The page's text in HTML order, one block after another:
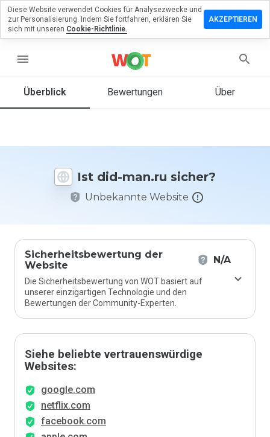
menu
Überblick Bewertungen Über
Ist did-man.ru sicher?
Unbekannte Website
Sicherheitsbewertung der
Website
N/A
Die Sicherheitsbewertung von WOT basiert auf
unserer einzigartigen Technologie und den
Bewertungen der Community-Experten.
Siehe beliebte vertrauenswürdige
Websites:
google.com
netflix.com
facebook.com
eine
würden
Diese Website verwendet Cookies für Analysezwecke und
zur Personalisierung. Indem Sie fortfahren, erklären Sie
sich mit unseren Cookie-Richtlinie.
AKZEPTIEREN